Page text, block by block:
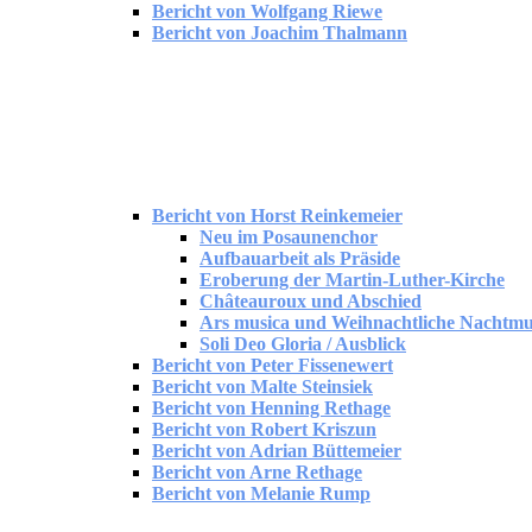
Bericht von Wolfgang Riewe
Bericht von Joachim Thalmann
Bericht von Horst Reinkemeier
Neu im Posaunenchor
Aufbauarbeit als Präside
Eroberung der Martin-Luther-Kirche
Châteauroux und Abschied
Ars musica und Weihnachtliche
Soli Deo Gloria / Ausblick
Bericht von Peter Fissenewert
Bericht von Malte Steinsiek
Bericht von Henning Rethage
Bericht von Robert Kriszun
Bericht von Adrian Büttemeier
Bericht von Arne Rethage
Bericht von Melanie Rump